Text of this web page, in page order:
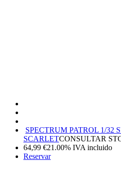
SPECTRUM PATROL 1/32
SCARLETCONSULTAR
64,99 €21.00% IVA incluido
Reservar